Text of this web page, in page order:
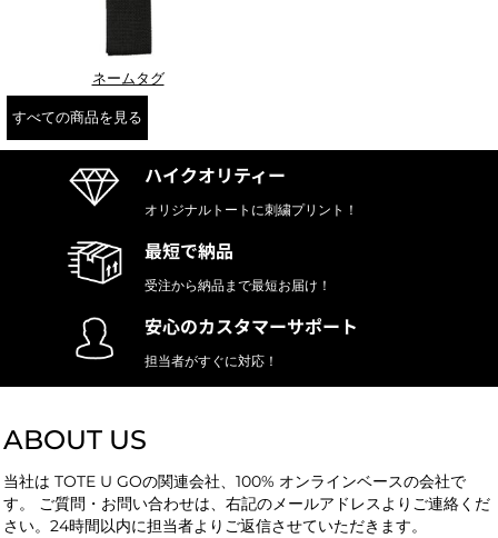
ネームタグ
すべての商品を見る
ハイクオリティー
オリジナルトートに刺繍プリント！
最短で納品
受注から納品まで最短お届け！
安心のカスタマーサポート
担当者がすぐに対応！
ABOUT US
当社は TOTE U GOの関連会社、100% オンラインベースの会社で
す。 ご質問・お問い合わせは、右記のメールアドレスよりご連絡くだ
さい。24時間以内に担当者よりご返信させていただきます。